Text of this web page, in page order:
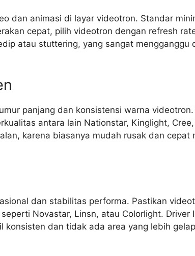
dan animasi di layar videotron. Standar
cepat, pilih videotron dengan refresh
atau stuttering, yang sangat mengganggu
panjang dan konsistensi warna
antara lain Nationstar, Kinglight,
karena biasanya mudah rusak dan cepat
dan stabilitas performa. Pastikan
Novastar, Linsn, atau Colorlight. Driver
konsisten dan tidak ada area yang lebih